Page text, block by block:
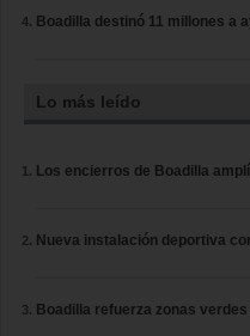
Boadilla destinó 11 millones a
Lo más leído
Los encierros de Boadilla
Nueva instalación deportiva
Boadilla refuerza zonas